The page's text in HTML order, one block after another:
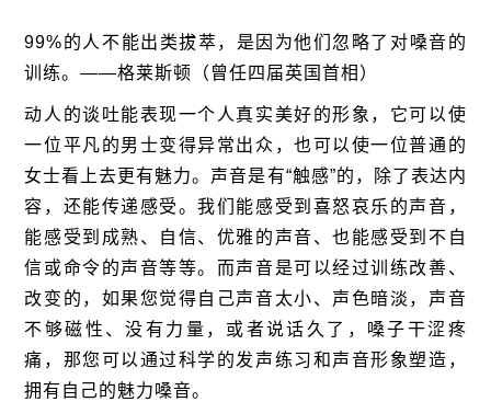
99%的人不能出类拔萃，是因为他们忽略了对嗓音的
训练。——格莱斯顿（曾任四届英国首相）
动人的谈吐能表现一个人真实美好的形象，它可以使
一位平凡的男士变得异常出众，也可以使一位普通的
女士看上去更有魅力。声音是有“触感”的，除了表达内
容，还能传递感受。我们能感受到喜怒哀乐的声音，
能感受到成熟、自信、优雅的声音、也能感受到不自
信或命令的声音等等。而声音是可以经过训练改善、
改变的，如果您觉得自己声音太小、声色暗淡，声音
不够磁性、没有力量，或者说话久了，嗓子干涩疼
痛，那您可以通过科学的发声练习和声音形象塑造，
拥有自己的魅力嗓音。